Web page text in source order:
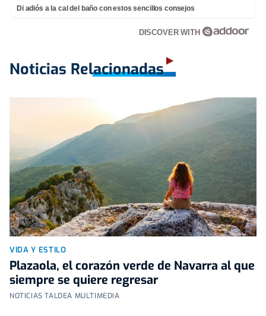
Di adiós a la cal del baño con estos sencillos consejos
DISCOVER WITH
Noticias Relacionadas
VIDA Y ESTILO
Plazaola, el corazón verde de Navarra al que
siempre se quiere regresar
NOTICIAS TALDEA MULTIMEDIA